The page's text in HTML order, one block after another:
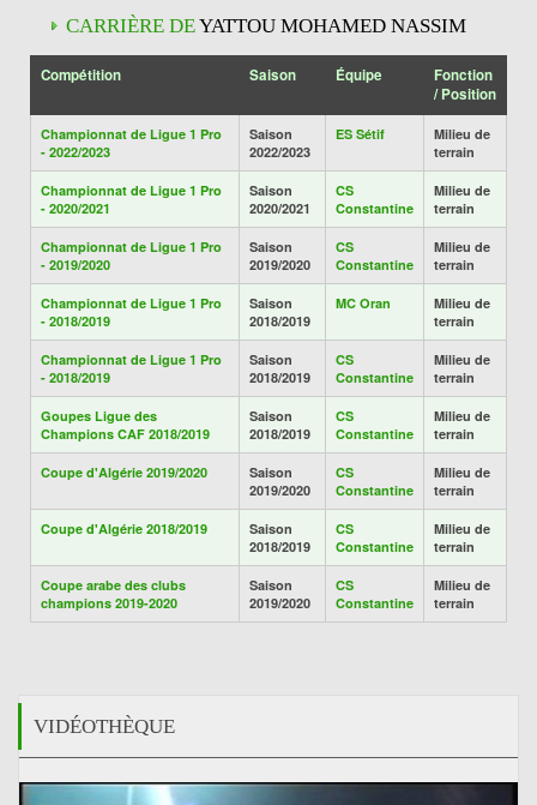
CARRIÈRE DEYATTOU MOHAMED NASSIM
Compétition Saison Équipe
Fonction
/ Position
Championnat de Ligue 1 Pro
- 2022/2023
Saison
2022/2023
ES Sétif
Milieu de
terrain
Championnat de Ligue 1 Pro
- 2020/2021
Saison
2020/2021
CS
Constantine
Milieu de
terrain
Championnat de Ligue 1 Pro
- 2019/2020
Saison
2019/2020
CS
Constantine
Milieu de
terrain
Championnat de Ligue 1 Pro
- 2018/2019
Saison
2018/2019
MC Oran
Milieu de
terrain
Championnat de Ligue 1 Pro
- 2018/2019
Saison
2018/2019
CS
Constantine
Milieu de
terrain
Goupes Ligue des
Champions CAF 2018/2019
Saison
2018/2019
CS
Constantine
Milieu de
terrain
Coupe d'Algérie 2019/2020
Saison
2019/2020
CS
Constantine
Milieu de
terrain
Coupe d'Algérie 2018/2019
Saison
2018/2019
CS
Constantine
Milieu de
terrain
Coupe arabe des clubs
champions 2019-2020
Saison
2019/2020
CS
Constantine
Milieu de
terrain
VIDÉOTHÈQUE